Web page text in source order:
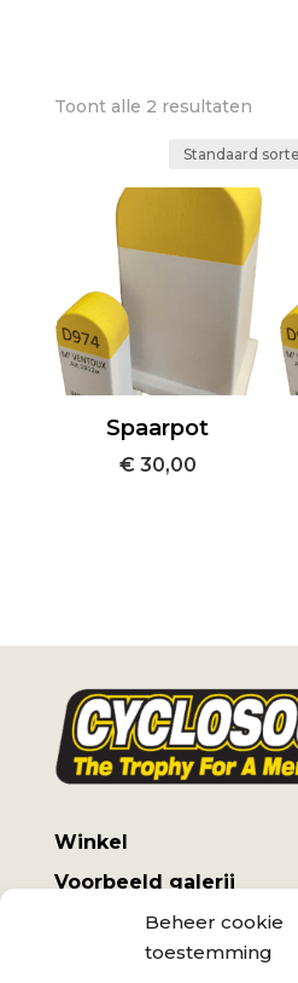
Beheer cookie
toestemming
Toont alle 2 resultaten
Spaarpot
€ 30,00
Winkel
Voorbeeld galerij
Mijn account
Algemene voorwaarden